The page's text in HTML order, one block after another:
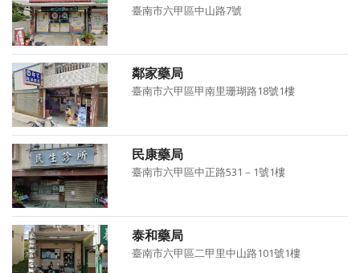
臺南市六甲區中山路7號
鄰家藥局
臺南市六甲區甲南里珊瑚路18號1樓
民康藥局
臺南市六甲區中正路531－1號1樓
泰和藥局
臺南市六甲區二甲里中山路101號1樓